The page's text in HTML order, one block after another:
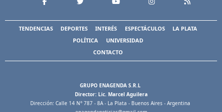
TENDENCIAS DEPORTES INTERÉS ESPECTÁCULOS
LA PLATA
POLÍTICA
UNIVERSIDAD
CONTACTO
GRUPO ENAGENDA S.R.L
Director: Lic. Marcel Aguilera
Dirección: Calle 14 N° 787 - 8A - La Plata - Buenos Aires - Argentina